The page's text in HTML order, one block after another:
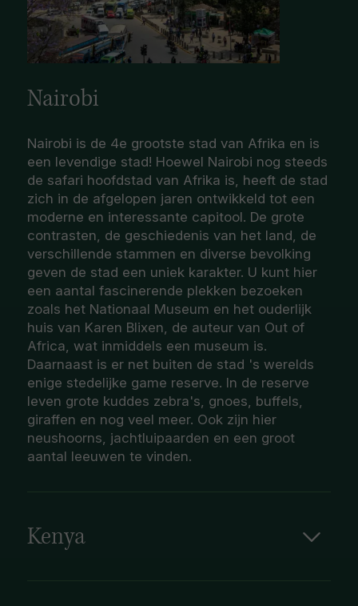
Nairobi
Nairobi is de 4e grootste stad van Afrika en is
een levendige stad! Hoewel Nairobi nog steeds
de safari hoofdstad van Afrika is, heeft de stad
zich in de afgelopen jaren ontwikkeld tot een
moderne en interessante capitool. De grote
contrasten, de geschiedenis van het land, de
verschillende stammen en diverse bevolking
geven de stad een uniek karakter. U kunt hier
een aantal fascinerende plekken bezoeken
zoals het Nationaal Museum en het ouderlijk
huis van Karen Blixen, de auteur van Out of
Africa, wat inmiddels een museum is.
Daarnaast is er net buiten de stad 's werelds
enige stedelijke game reserve. In de reserve
leven grote kuddes zebra's, gnoes, buffels,
giraffen en nog veel meer. Ook zijn hier
neushoorns, jachtluipaarden en een groot
aantal leeuwen te vinden.
Kenya